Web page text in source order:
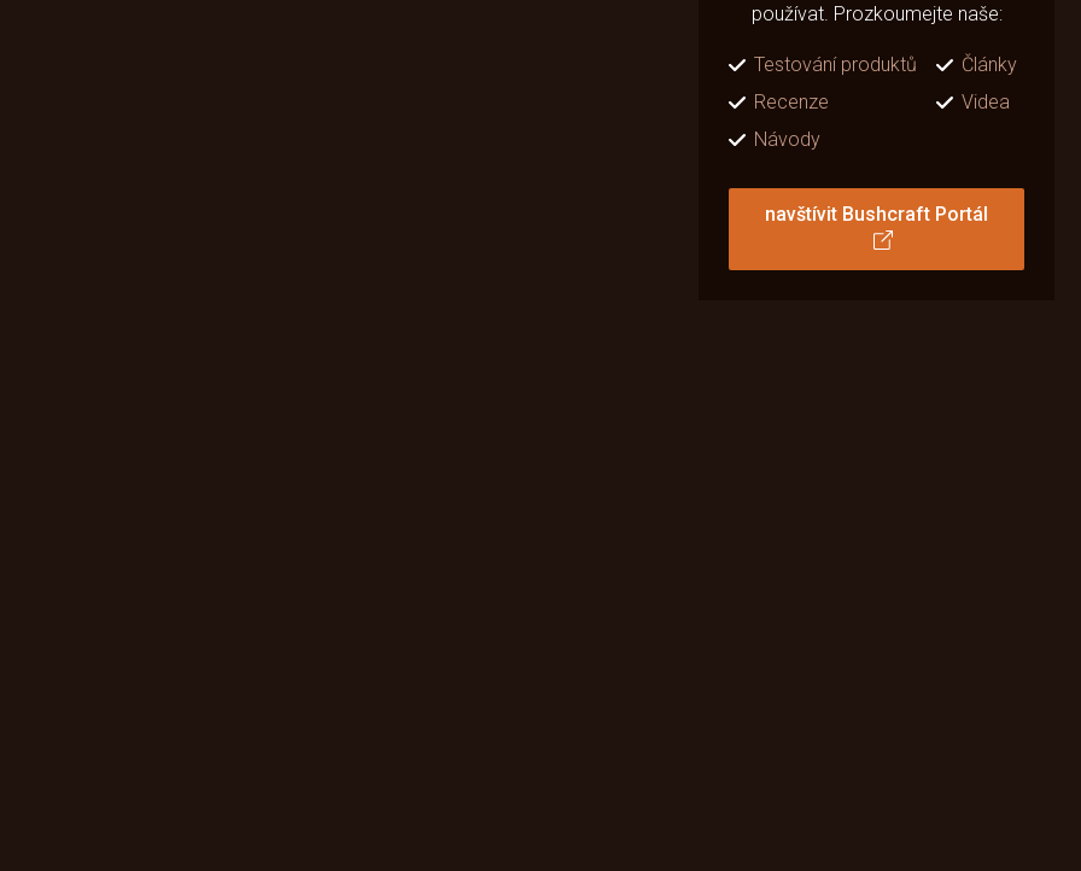
používat. Prozkoumejte naše:
Testování produktů
Články
Recenze
Videa
Návody
navštívit Bushcraft Portál